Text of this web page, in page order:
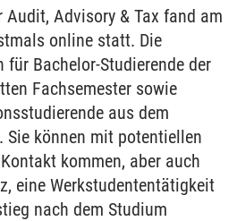
Audit, Advisory & Tax fand am
online statt. Die
für Bachelor-Studierende der
Fachsemester sowie
aus dem
Sie können mit potentiellen
kommen, aber auch
eine Werkstudententätigkeit
nach dem Studium